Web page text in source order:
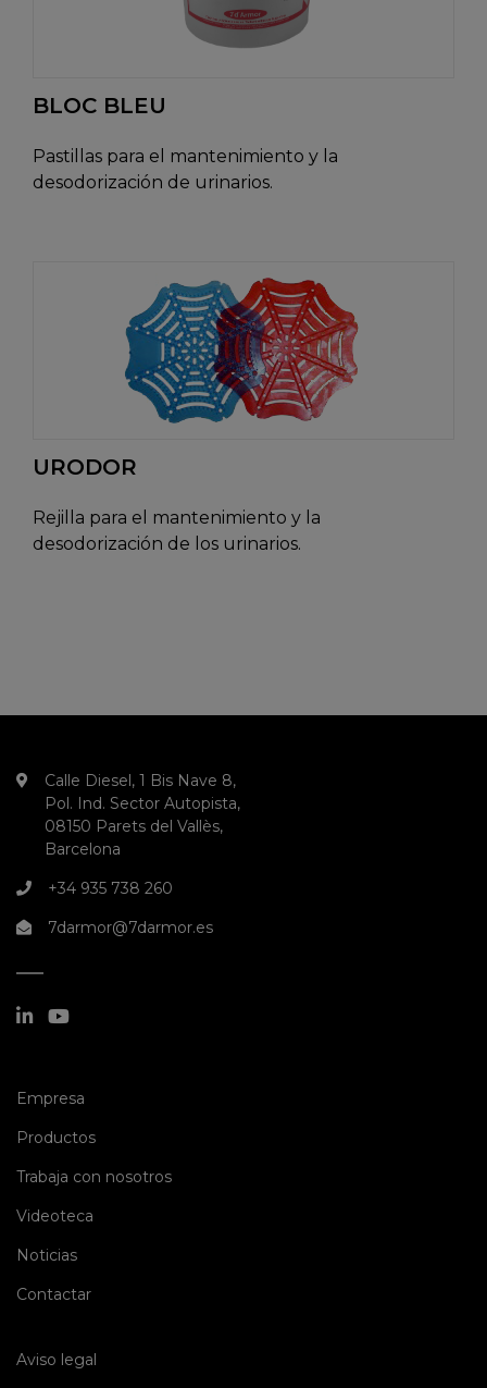
BLOC BLEU
Pastillas para el mantenimiento y la
desodorización de urinarios.
URODOR
Rejilla para el mantenimiento y la
desodorización de los urinarios.
Calle Diesel, 1 Bis Nave 8,
Pol. Ind. Sector Autopista,
08150 Parets del Vallès,
Barcelona
+34 935 738 260
7darmor@7darmor.es
Empresa
Productos(current)
Trabaja con nosotros(current)
Videoteca
Noticias(current)
Contactar(current)
Aviso legal